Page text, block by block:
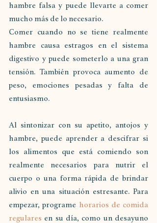
hambre falsa y puede llevarte a comer
mucho más de lo necesario.
Comer cuando no se tiene realmente
hambre causa estragos en el sistema
digestivo y puede someterlo a una gran
tensión. También provoca aumento de
peso, emociones pesadas y falta de
entusiasmo.
Al sintonizar con su apetito, antojos y
hambre, puede aprender a descifrar si
los alimentos que está comiendo son
realmente necesarios para nutrir el
cuerpo o una forma rápida de brindar
alivio en una situación estresante. Para
empezar, programe horarios de comida
regulares en su día, como un desayuno